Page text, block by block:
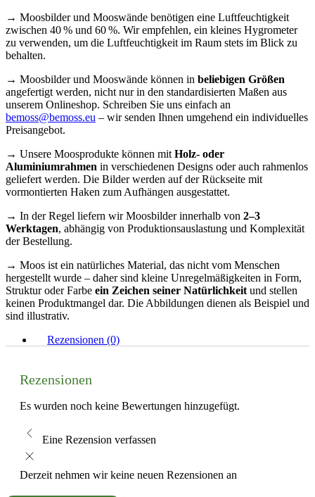
→ Moosbilder und Mooswände benötigen eine Luftfeuchtigkeit
zwischen 40 % und 60 %. Wir empfehlen, ein kleines Hygrometer
zu verwenden, um die Luftfeuchtigkeit im Raum stets im Blick zu
behalten.
→ Moosbilder und Mooswände können in beliebigen Größen
angefertigt werden, nicht nur in den standardisierten Maßen aus
unserem Onlineshop. Schreiben Sie uns einfach an
bemoss@bemoss.eu – wir senden Ihnen umgehend ein individuelles
Preisangebot.
→ Unsere Moosprodukte können mit Holz- oder
Aluminiumrahmen in verschiedenen Designs oder auch rahmenlos
geliefert werden. Die Bilder werden auf der Rückseite mit
vormontierten Haken zum Aufhängen ausgestattet.
→ In der Regel liefern wir Moosbilder innerhalb von 2–3
Werktagen, abhängig von Produktionsauslastung und Komplexität
der Bestellung.
→ Moos ist ein natürliches Material, das nicht vom Menschen
hergestellt wurde – daher sind kleine Unregelmäßigkeiten in Form,
Struktur oder Farbe ein Zeichen seiner Natürlichkeit und stellen
keinen Produktmangel dar. Die Abbildungen dienen als Beispiel und
sind illustrativ.
Rezensionen (0)
Rezensionen
Es wurden noch keine Bewertungen hinzugefügt.
Eine Rezension verfassen
Derzeit nehmen wir keine neuen Rezensionen an